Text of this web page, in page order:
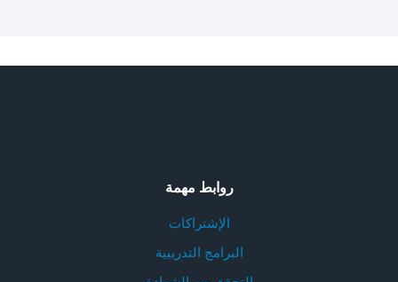
روابط مهمة
الإشتراكات
البرامج التدريبية